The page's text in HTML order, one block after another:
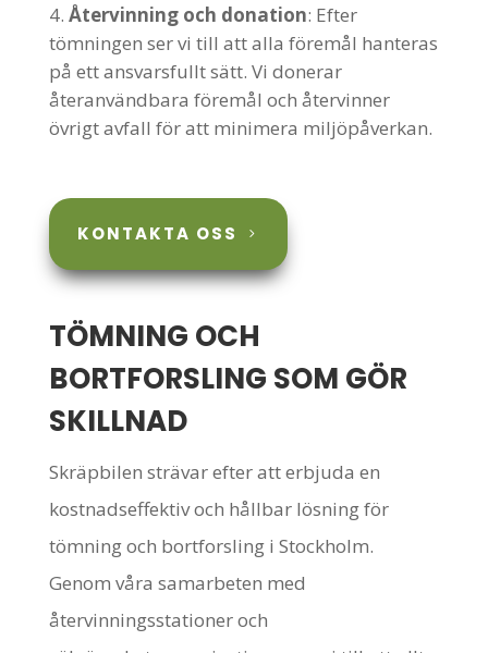
Återvinning och donation: Efter
tömningen ser vi till att alla föremål hanteras
på ett ansvarsfullt sätt. Vi donerar
återanvändbara föremål och återvinner
övrigt avfall för att minimera miljöpåverkan.
KONTAKTA OSS
TÖMNING OCH
BORTFORSLING SOM GÖR
SKILLNAD
Skräpbilen strävar efter att erbjuda en
kostnadseffektiv och hållbar lösning för
tömning och bortforsling i Stockholm.
Genom våra samarbeten med
återvinningsstationer och